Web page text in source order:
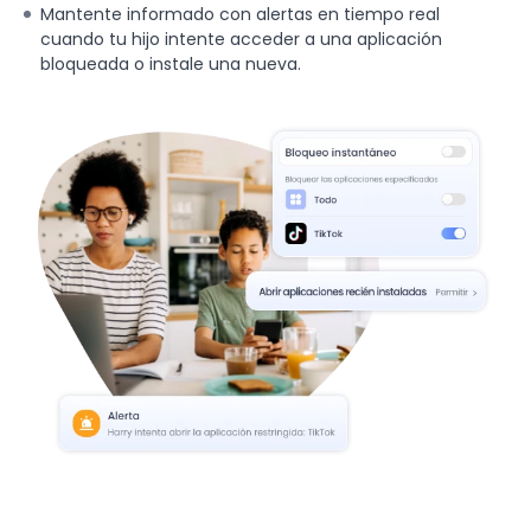
Mantente informado con alertas en tiempo real
cuando tu hijo intente acceder a una aplicación
bloqueada o instale una nueva.